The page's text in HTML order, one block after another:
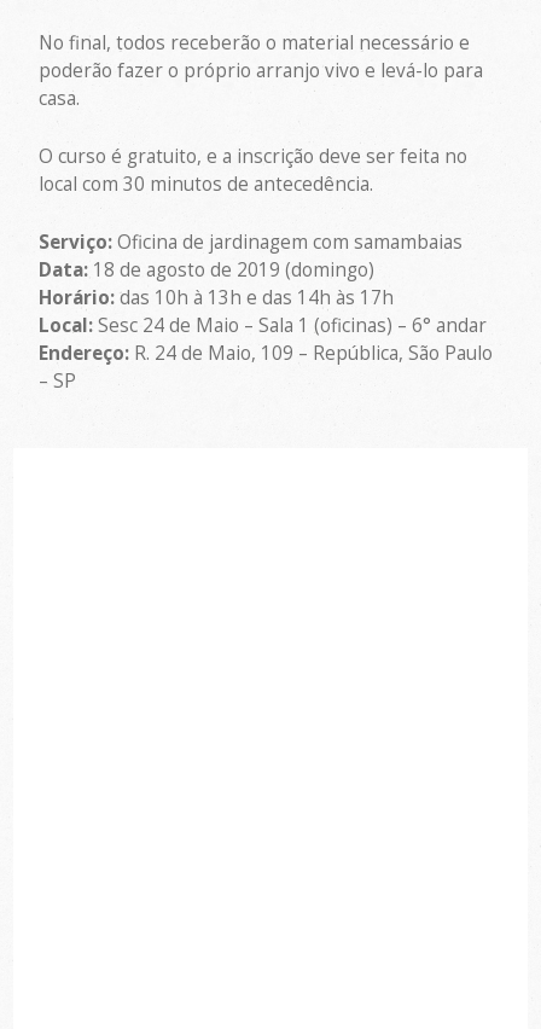
No final, todos receberão o material necessário e
poderão fazer o próprio arranjo vivo e levá-lo para
casa.
O curso é gratuito, e a inscrição deve ser feita no
local com 30 minutos de antecedência.
Serviço:Oficina de jardinagem com samambaias
Data: 18 de agosto de 2019 (domingo)
Horário:das 10h à 13h e das 14h às 17h
Local:Sesc 24 de Maio – Sala 1 (oficinas) – 6° andar
Endereço: R. 24 de Maio, 109 – República, São Paulo
– SP